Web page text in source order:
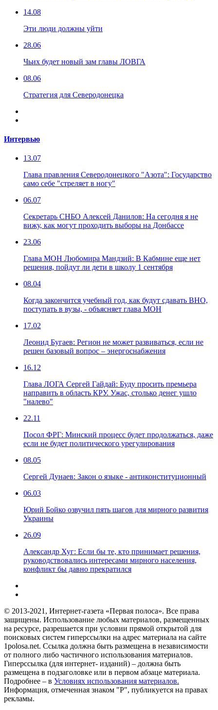
14.08
Эти люди должны уйти
28.06
Чьих будет новый зам главы ЛОВГА
08.06
Стратегия для Северодонецка
Интервью
13.07
Глава правления Северодонецкого "Азота": Государство
само себе "стреляет в ногу"
06.07
Секретарь СНБО Алексей Данилов: На сегодня я не
вижу, как могут проходить выборы на Донбассе
23.06
Глава МОН Любомира Мандзий: В Кабмине еще нет
решения, пойдут ли дети в школу 1 сентября
08.04
Когда закончится учебный год, как будут сдавать ВНО,
поступать в вузы, - объясняет глава МОН
17.02
Леонид Бугаев: Регион не может развиваться, если не
решен базовый вопрос – энергоснабжения
16.12
Глава ЛОГА Сергей Гайдай: Буду просить премьера
направить в область КРУ. Ужас, столько денег ушло
"налево"
22.11
Посол ФРГ: Минский процесс будет продолжаться, даже
если не будет политического урегулирования
08.05
Сергей Дунаев: Закон о языке - антиконституционный
06.03
Юрий Бойко озвучил пять шагов для мирного развития
Украины
26.09
Александр Хуг: Если бы те, кто принимает решения,
руководствовались интересами мирного населения,
конфликт бы давно прекратился
© 2013-2021, Интернет-газета «Первая полоса». Все права
защищены. Использование любых материалов, размещенных
на ресурсе, разрешается при условии прямой открытой для
поисковых систем гиперссылки на адрес материала на сайте
1polosa.net. Ссылка должна быть размещена в независимости
от полного либо частичного использования материалов.
Гиперссылка (для интернет- изданий) – должна быть
размещена в подзаголовке или в первом абзаце материала.
Подробнее – в Условиях использования материалов.
Информация, отмеченная знаком "Р", публикуется на правах
рекламы.